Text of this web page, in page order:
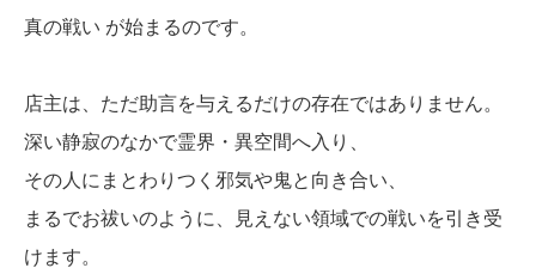
真の戦い が始まるのです。
店主は、ただ助言を与えるだけの存在ではありません。
深い静寂のなかで霊界・異空間へ入り、
その人にまとわりつく邪気や鬼と向き合い、
まるでお祓いのように、見えない領域での戦いを引き受
けます。